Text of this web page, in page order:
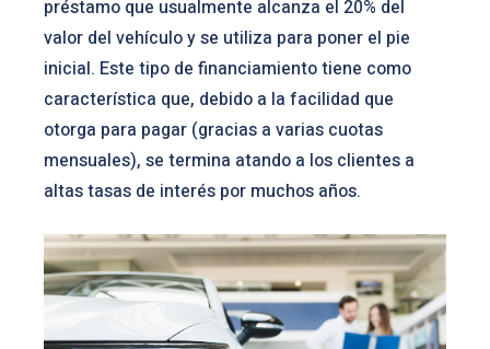
préstamo que usualmente alcanza el 20% del
valor del vehículo y se utiliza para poner el pie
inicial. Este tipo de financiamiento tiene como
característica que, debido a la facilidad que
otorga para pagar (gracias a varias cuotas
mensuales), se termina atando a los clientes a
altas tasas de interés por muchos años.